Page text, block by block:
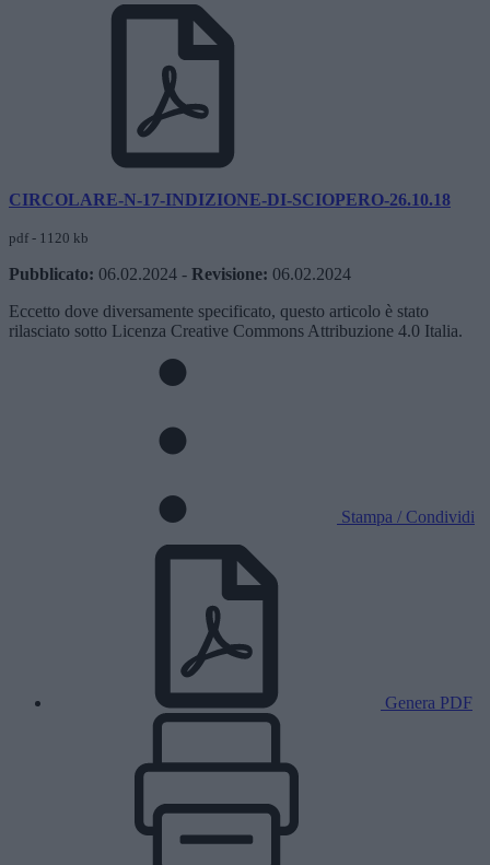
CIRCOLARE-N-17-INDIZIONE-DI-SCIOPERO-26.10.18
pdf - 1120 kb
Pubblicato: 06.02.2024 - Revisione: 06.02.2024
Eccetto dove diversamente specificato, questo articolo è stato
rilasciato sotto Licenza Creative Commons Attribuzione 4.0 Italia.
Stampa / Condividi
Genera PDF